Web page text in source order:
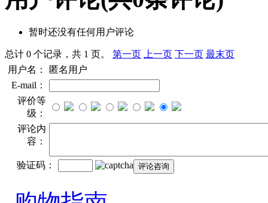
暂时还没有任何用户评论
总计 0 个记录，共 1 页。 第一页 上一页 下一页 最末页
用户名：
匿名用户
E-mail：
评价等
级：
评论内
容：
验证码：